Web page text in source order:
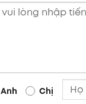
Anh Chị